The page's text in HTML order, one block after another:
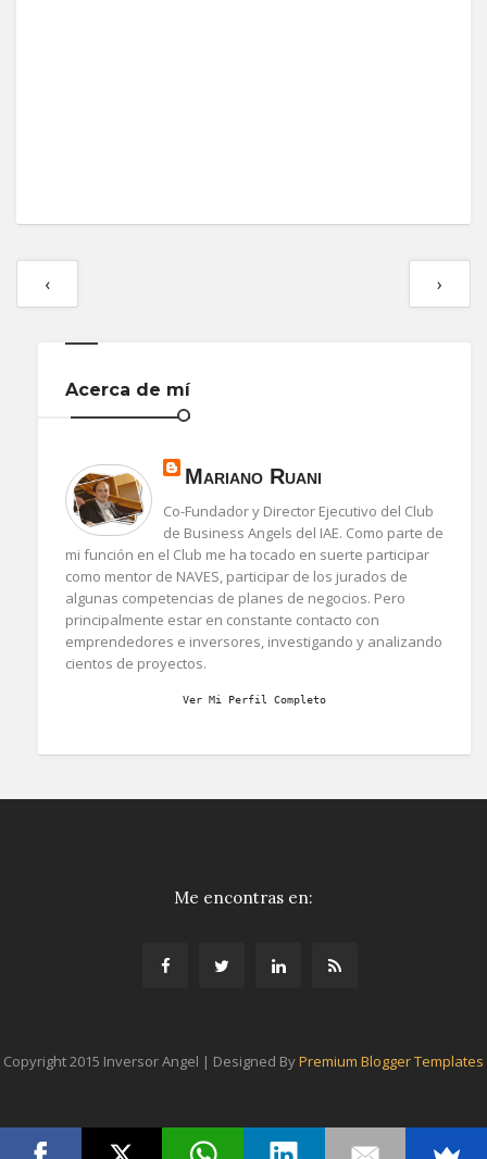
‹ ›
Acerca de mí
Mariano Ruani
Co-Fundador y Director Ejecutivo del Club
de Business Angels del IAE. Como parte de
mi función en el Club me ha tocado en suerte participar
como mentor de NAVES, participar de los jurados de
algunas competencias de planes de negocios. Pero
principalmente estar en constante contacto con
emprendedores e inversores, investigando y analizando
cientos de proyectos.
Ver Mi Perfil Completo
Me encontras en:
Copyright 2015 Inversor Angel | Designed ByPremium Blogger Templates